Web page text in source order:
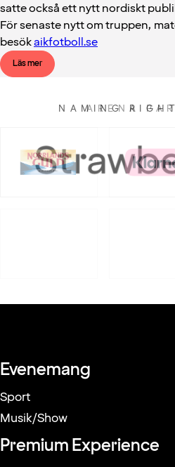
satte också ett nytt nordiskt
För senaste nytt om truppen,
besökaikfotboll.se
Läs mer
NAMING
ARENA
Evenemang
Sport
Musik/Show
Premium Experience